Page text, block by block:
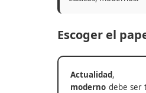
Escoger el
Actualidad,
moderno debe ser